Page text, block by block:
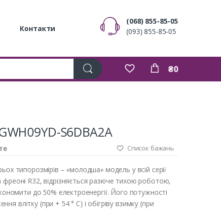
Контакти
(068) 855-85-05
(093) 855-85-05
₴0
S6DBA2A
Список бажань
типорозмірів – «молодша» модель у всій серії
R32, відрізняється разюче тихою роботою,
до 50% електроенергії. Його потужності
влітку (при + 54 ° С) і обігріву взимку (при